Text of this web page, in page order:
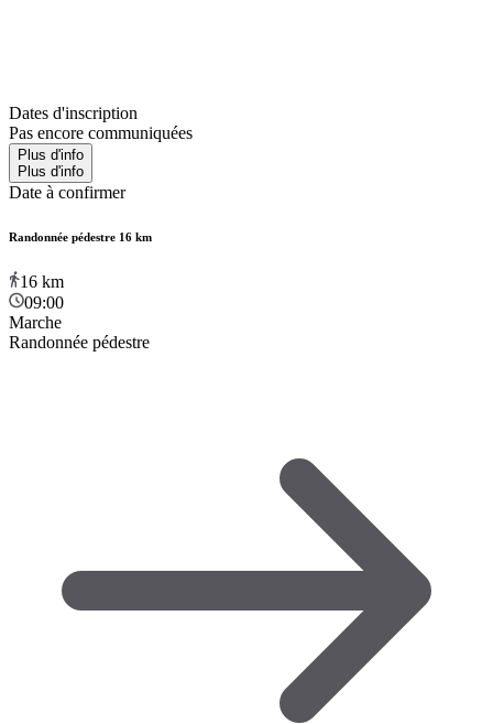
Dates d'inscription
Pas encore communiquées
Plus d'info
Plus d'info
Date à confirmer
Randonnée pédestre 16 km
16 km
09:00
Marche
Randonnée pédestre